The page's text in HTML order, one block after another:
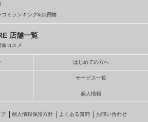
ミランキング&お買物
店舗一覧
コスメ
はじめての方へ
サービス一覧
個人情報
個人情報保護方針 よくある質問 お問い合わせ